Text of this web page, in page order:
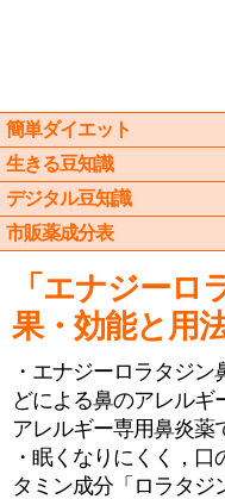
簡単ダイエット
生きる豆知識
デジタル豆知識
市販薬成分表
「エナジーロ
果・効能と用
・エナジーロラタジ
どによる鼻のアレルギ
アレルギー専用鼻炎薬
・眠くなりにくく，
タミン成分「ロラタジ